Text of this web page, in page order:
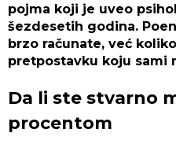
pojma koji je uveo
šezdesetih godina.
brzo računate, već
pretpostavku koju sami
Da li ste stvarno
procentom